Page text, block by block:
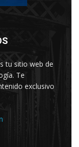
tu sitio web de
Te
exclusivo